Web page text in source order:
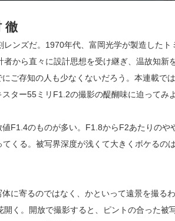
徹
ンズだ。1970年代、富岡光学が製造した
者から直々に設計思想を受け継ぎ、温故知
ご存知の人も少なくないだろう。本連載
ター55ミリF1.2の撮影の醍醐味に迫ってみよ
F1.4のものが多い。F1.8からF2あたりの
くる。被写界深度が浅くて大きくボケる
に寄るのではなく、かといって遠景を撮
開く。開放で撮影すると、ピントの合った